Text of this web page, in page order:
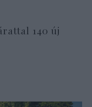
140 új